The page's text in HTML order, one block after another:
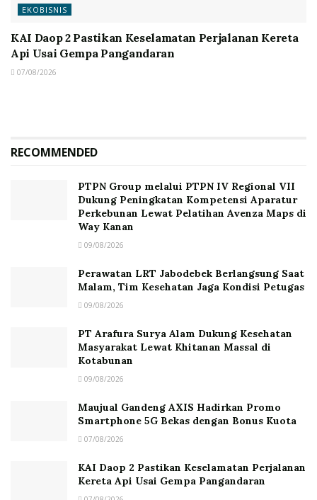
EKOBISNIS
KAI Daop 2 Pastikan Keselamatan Perjalanan Kereta
Api Usai Gempa Pangandaran
07/08/2026
RECOMMENDED
PTPN Group melalui PTPN IV Regional VII
Dukung Peningkatan Kompetensi Aparatur
Perkebunan Lewat Pelatihan Avenza Maps di
Way Kanan
09/08/2026
Perawatan LRT Jabodebek Berlangsung Saat
Malam, Tim Kesehatan Jaga Kondisi Petugas
09/08/2026
PT Arafura Surya Alam Dukung Kesehatan
Masyarakat Lewat Khitanan Massal di
Kotabunan
09/08/2026
Maujual Gandeng AXIS Hadirkan Promo
Smartphone 5G Bekas dengan Bonus Kuota
07/08/2026
KAI Daop 2 Pastikan Keselamatan Perjalanan
Kereta Api Usai Gempa Pangandaran